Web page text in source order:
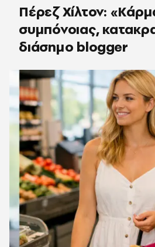
Πέρεζ Χίλτον:
συμπόνοιας,
διάσημο blogger